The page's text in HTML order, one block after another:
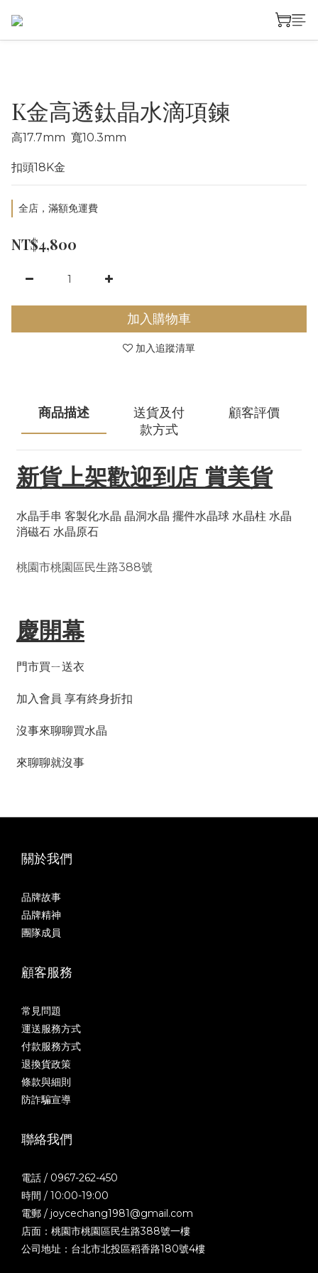
K金高透鈦晶水滴項鍊
高17.7mm  寬10.3mm
扣頭18K金
全店，滿額免運費
NT$4,800
加入購物車
加入追蹤清單
商品描述
送貨及付
款方式
顧客評價
新貨上架歡迎到店 賞美貨
水晶手串 客製化水晶 晶洞水晶 擺件水晶球 水晶柱 水晶
消磁石 水晶原石
桃園市桃園區民生路388號
慶開幕
門市買ㄧ送衣
加入會員 享有終身折扣
沒事來聊聊買水晶
來聊聊就沒事
關於我們
品牌故事
品牌精神
團隊成員
顧客服務
常見問題
運送服務方式
付款服務方式
退換貨政策
條款與細則
防詐騙宣導
聯絡我們
電話 / 0967-262-450
時間 / 10:00-19:00
電郵 / joycechang1981@gmail.com
店面：桃園市桃園區民生路388號一樓
公司地址：台北市北投區稻香路180號4樓